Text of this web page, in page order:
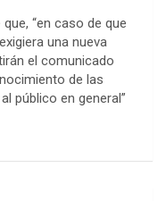
“en caso de que
una nueva
el comunicado
de las
público en general”